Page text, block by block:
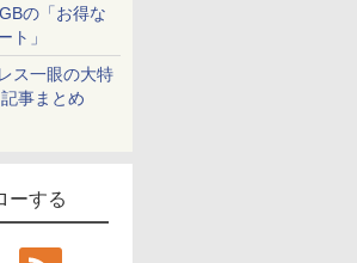
の「お得な
ト」
ス一眼の大特
事まとめ
ーする